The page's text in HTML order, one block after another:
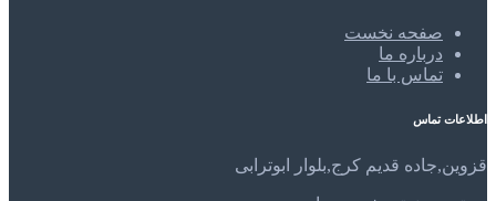
صفحه نخست
درباره ما
تماس با ما
اطلاعات تماس
قزوین,جاده قدیم کرج,بلوار ابوترابی